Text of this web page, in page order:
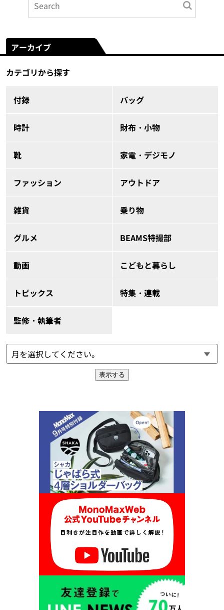
アーカイブ
カテゴリから探す
付録 バッグ
時計 財布・小物
靴 家電・デジモノ
ファッション アウトドア
雑貨 乗り物
グルメ BEAMS特撮部
動画 こどもと暮らし
トピックス 特集・連載
監修・執筆者
表示する